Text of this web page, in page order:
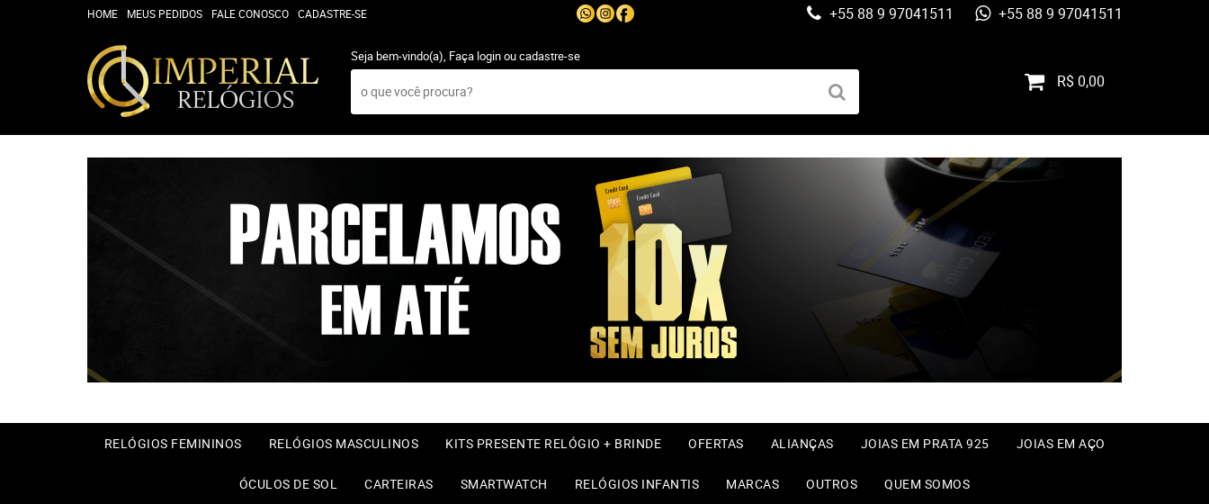
HOME MEUS PEDIDOS FALE CONOSCO CADASTRE-SE +55 88 9 97041511 +55 88 9 97041511
Seja bem-vindo(a), Faça loginoucadastre-se
R$ 0,00
RELÓGIOS FEMININOS RELÓGIOS MASCULINOS KITS PRESENTE RELÓGIO + BRINDE OFERTAS ALIANÇAS JOIAS EM PRATA 925 JOIAS EM AÇO
ÓCULOS DE SOL CARTEIRAS SMARTWATCH RELÓGIOS INFANTIS MARCAS OUTROS QUEM SOMOS